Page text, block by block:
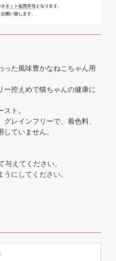
った風味豊かなねこちゃん用
ー控えめで猫ちゃんの健康に
ト。
グレインフリーで、着色料、
ていません。
与えてください。
うにしてください。